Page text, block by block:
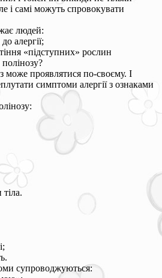
і самі можуть спровокувати
людей:
алергії;
«підступних» рослин
проявлятися по-своєму. І
симптоми алергії з ознаками
супроводжуються: